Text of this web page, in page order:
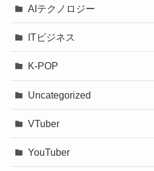
AIテクノロジー
ITビジネス
K-POP
Uncategorized
VTuber
YouTuber